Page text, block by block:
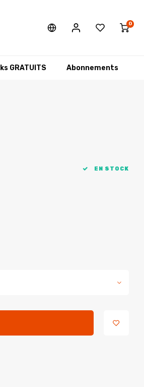
0
GRATUITS Abonnements
EN STOCK